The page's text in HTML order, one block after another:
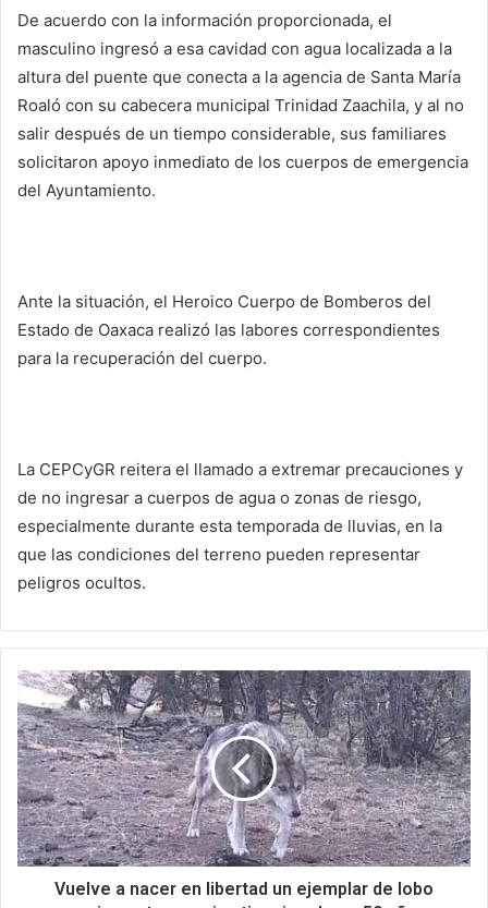
De acuerdo con la información proporcionada, el
masculino ingresó a esa cavidad con agua localizada a la
altura del puente que conecta a la agencia de Santa María
Roaló con su cabecera municipal Trinidad Zaachila, y al no
salir después de un tiempo considerable, sus familiares
solicitaron apoyo inmediato de los cuerpos de emergencia
del Ayuntamiento.
Ante la situación, el Heroico Cuerpo de Bomberos del
Estado de Oaxaca realizó las labores correspondientes
para la recuperación del cuerpo.
La CEPCyGR reitera el llamado a extremar precauciones y
de no ingresar a cuerpos de agua o zonas de riesgo,
especialmente durante esta temporada de lluvias, en la
que las condiciones del terreno pueden representar
peligros ocultos.
Vuelve a nacer en libertad un ejemplar de lobo